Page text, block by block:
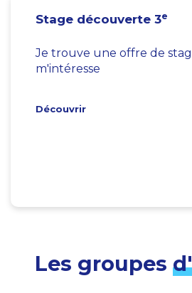
Stage découverte 3e
Je trouve une offre de
m'intéresse
Découvrir
Les groupes